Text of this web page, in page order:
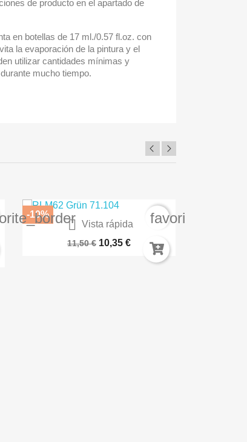
de producto en el apartado de
en botellas de 17 ml./0.57 fl.oz. con
la evaporación de la pintura y el
utilizar cantidades mínimas y
mucho tiempo.
 Vista rápida
BARNIZ PROTECTOR SPRAY AK1015
11,50 € 10,35 €
-10% favorite_border